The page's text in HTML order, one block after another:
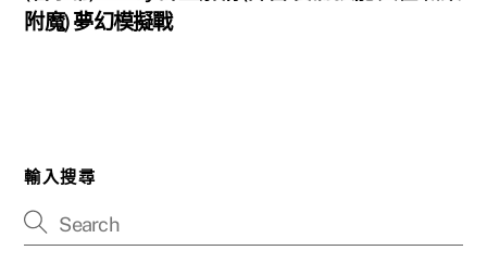
附魔) 夢幻模擬戰
輸入搜尋